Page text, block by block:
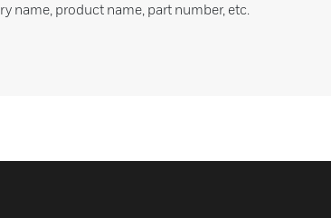
name, product name, part number, etc.